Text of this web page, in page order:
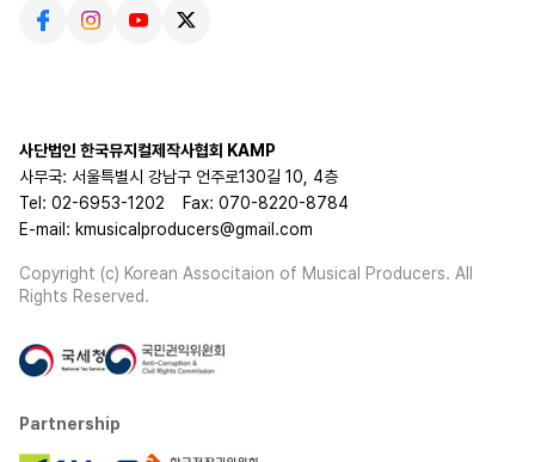
사단법인 한국뮤지컬제작사협회 KAMP
사무국: 서울특별시 강남구 언주로130길 10, 4층
Tel: 02-6953-1202
Fax: 070-8220-8784
E-mail: kmusicalproducers@gmail.com
Copyright (c) Korean Associtaion of Musical Producers. All
Rights Reserved.
Partnership